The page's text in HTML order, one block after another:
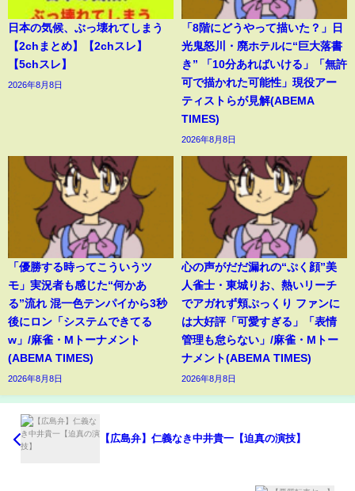
日本の気候、ぶっ壊れてしまう
【2chまとめ】【2chスレ】
【5chスレ】
2026年8月8日
「8階にどうやって描いた？」日
光鬼怒川・廃ホテルに“巨大落書
き” 「10分あればいける」「無許
可で描かれた可能性」現役アー
ティストらが見解(ABEMA
TIMES)
2026年8月8日
「優勝する時ってこういうツ
モ」実況者も感じた“何かあ
る”流れ 混一色テンパイから3秒
後にロン「システムできてる
w」/麻雀・Mトーナメント
(ABEMA TIMES)
2026年8月8日
心の声がだだ漏れの“ぷく顔”美
人雀士・東城りお、熱いリーチ
でアガれず頬ぷっくり ファンに
は大好評「可愛すぎる」「表情
管理も怠らない」/麻雀・Mトー
ナメント(ABEMA TIMES)
2026年8月8日
【広島弁】仁義なき中井貴一【迫真の演技】